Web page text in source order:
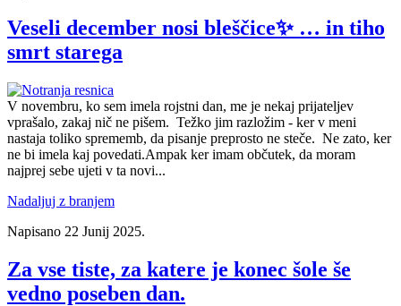
Veseli december nosi bleščice✨ … in tiho
smrt starega
V novembru, ko sem imela rojstni dan, me je nekaj prijateljev
vprašalo, zakaj nič ne pišem. Težko jim razložim - ker v meni
nastaja toliko sprememb, da pisanje preprosto ne steče. Ne zato, ker
ne bi imela kaj povedati.Ampak ker imam občutek, da moram
najprej sebe ujeti v ta novi...
Nadaljuj z branjem
Napisano 22 Junij 2025.
Za vse tiste, za katere je konec šole še
vedno poseben dan.